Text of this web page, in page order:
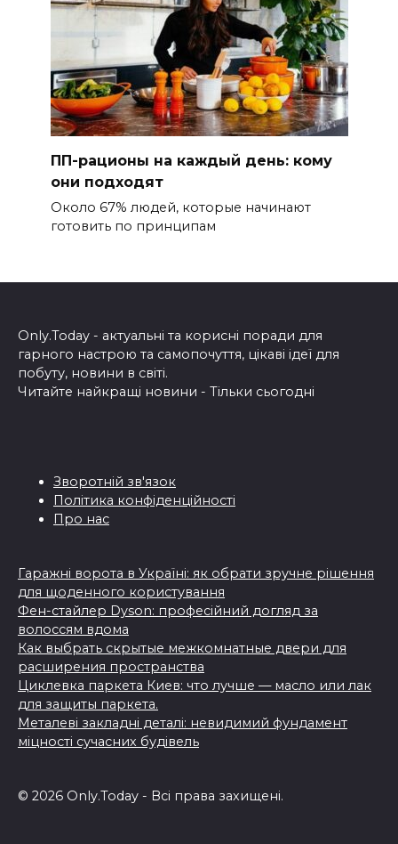
ПП-рационы на каждый день: кому
они подходят
Около 67% людей, которые начинают
готовить по принципам
Only.Today - актуальні та корисні поради для
гарного настрою та самопочуття, цікаві ідеї для
побуту, новини в світі.
Читайте найкращі новини - Тільки сьогодні
Зворотній зв'язок
Політика конфіденційності
Про нас
Гаражні ворота в Україні: як обрати зручне рішення
для щоденного користування
Фен-стайлер Dyson: професійний догляд за
волоссям вдома
Как выбрать скрытые межкомнатные двери для
расширения пространства
Циклевка паркета Киев: что лучше — масло или лак
для защиты паркета.
Металеві закладні деталі: невидимий фундамент
міцності сучасних будівель
© 2026 Only.Today - Всі права захищені.